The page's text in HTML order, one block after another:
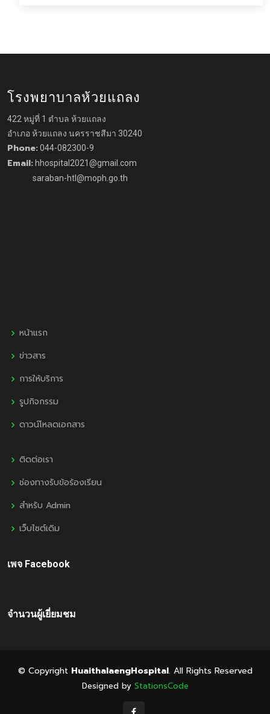
โรงพยาบาลห้วยแถลง
422 หมู่ที่ 1 ตำบล ห้วยแถลง
อำเภอ ห้วยแถลง นครราชสีมา 30240
Phone:044-082300-9
Email: hhospital2021@gmail.com
saraban-htl@moph.go.th
หน้าแรก
ข่าวสาร
การให้บริการ
รูปกิจกรรม
ดาวน์โหลดเอกสาร
ติดต่อเรา
ช่องทางรับข้อร้องเรียน
สำหรับ Admin
เว็บไซต์เดิม
เพจ Facebook
จำนวนผู้เยี่ยมชม
© Copyright HuaithalaengHospital. All Rights Reserved
Designed by StationsCode